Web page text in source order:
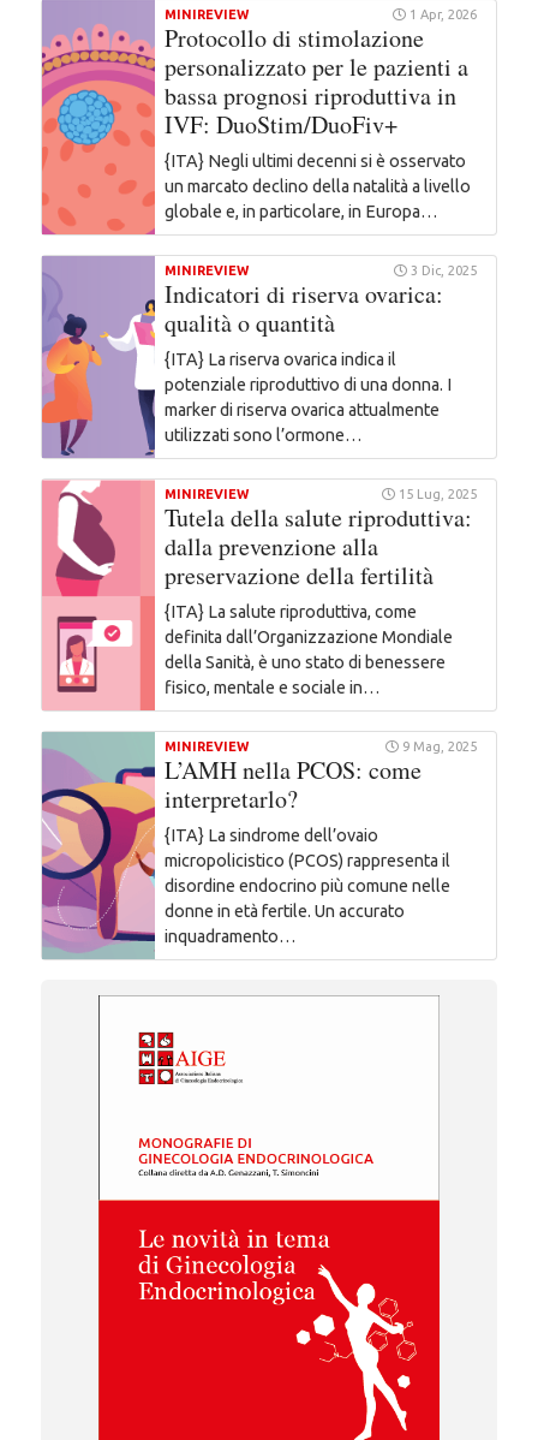
MINIREVIEW 1 Apr, 2026
Protocollo di stimolazione
personalizzato per le pazienti a
bassa prognosi riproduttiva in
IVF: DuoStim/DuoFiv+
{ITA} Negli ultimi decenni si è osservato
un marcato declino della natalità a livello
globale e, in particolare, in Europa…
MINIREVIEW 3 Dic, 2025
Indicatori di riserva ovarica:
qualità o quantità
{ITA} La riserva ovarica indica il
potenziale riproduttivo di una donna. I
marker di riserva ovarica attualmente
utilizzati sono l’ormone…
MINIREVIEW 15 Lug, 2025
Tutela della salute riproduttiva:
dalla prevenzione alla
preservazione della fertilità
{ITA} La salute riproduttiva, come
definita dall’Organizzazione Mondiale
della Sanità, è uno stato di benessere
fisico, mentale e sociale in…
MINIREVIEW 9 Mag, 2025
L’AMH nella PCOS: come
interpretarlo?
{ITA} La sindrome dell’ovaio
micropolicistico (PCOS) rappresenta il
disordine endocrino più comune nelle
donne in età fertile. Un accurato
inquadramento…